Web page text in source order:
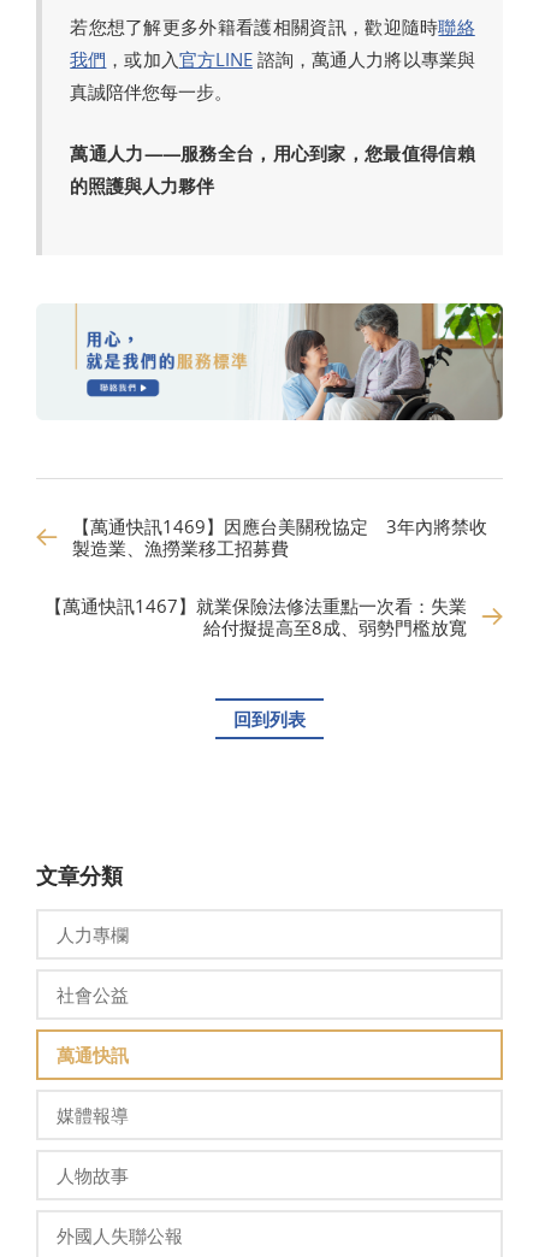
若您想了解更多外籍看護相關資訊，歡迎隨時聯絡
我們 ，或加入官方LINE諮詢，萬通人力將以專業與
真誠陪伴您每一步。
萬通人力——服務全台，用心到家，您最值得信賴
的照護與人力夥伴
【萬通快訊1469】因應台美關稅協定 3年內將禁收
製造業、漁撈業移工招募費
【萬通快訊1467】就業保險法修法重點一次看：失業
給付擬提高至8成、弱勢門檻放寬
回到列表
文章分類
人力專欄
社會公益
萬通快訊
媒體報導
人物故事
外國人失聯公報